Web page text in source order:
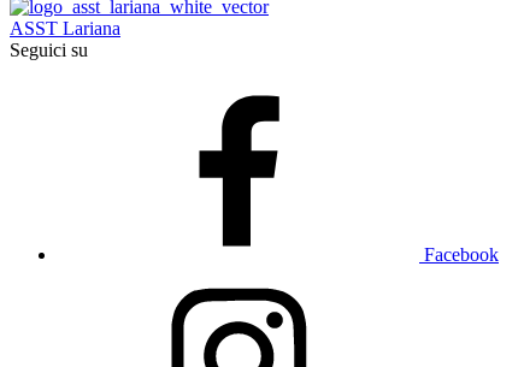
ASST Lariana
Seguici su
Facebook